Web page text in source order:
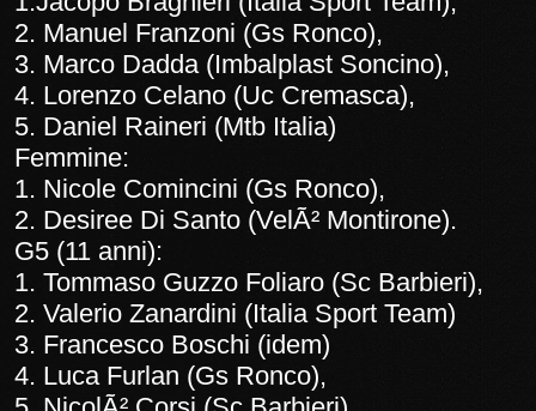
2. Manuel Franzoni (Gs Ronco),
3. Marco Dadda (Imbalplast Soncino),
4. Lorenzo Celano (Uc Cremasca),
5. Daniel Raineri (Mtb Italia)
Femmine:
1. Nicole Comincini (Gs Ronco),
2. Desiree Di Santo (VelÃ² Montirone).
G5 (11 anni):
1. Tommaso Guzzo Foliaro (Sc Barbieri),
2. Valerio Zanardini (Italia Sport Team)
3. Francesco Boschi (idem)
4. Luca Furlan (Gs Ronco),